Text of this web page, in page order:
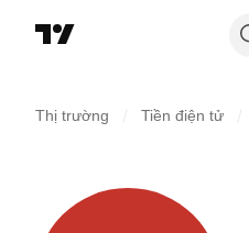
Thị trường Tiền điện tử